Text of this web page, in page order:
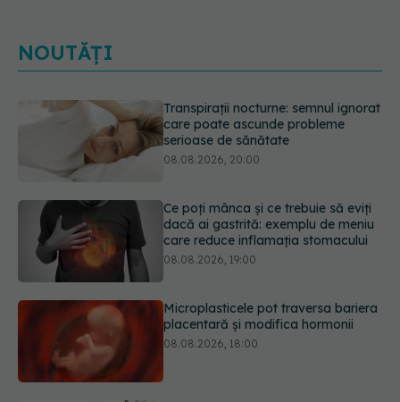
NOUTĂȚI
Ce poți mânca și ce trebuie să eviți
dacă ai gastrită: exemplu de meniu
care reduce inflamația stomacului
08.08.2026, 19:00
Microplasticele pot traversa bariera
placentară și modifica hormonii
Trucul genial cu ceai negru pentru
păr. Tot mai multe femei îl adoră
08.08.2026, 17:00